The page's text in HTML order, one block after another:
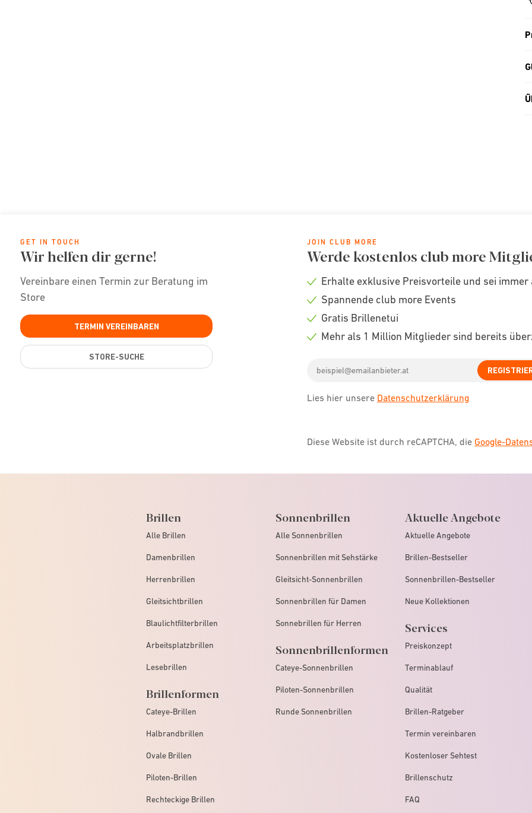
GET IN TOUCH
Wir helfen dir gerne!
Vereinbare einen Termin zur Beratung im
Store
TERMIN VEREINBAREN
STORE-SUCHE
JOIN CLUB MORE
Werde kostenlos club more
Check
Erhalte exklusive Preisvorteile und sei
Check
Spannende club more Events
Check
Gratis Brillenetui
Mehr als 1 Million Mitglieder sind bereits
address
Lies hier unsere Datenschutzerklärung
Diese Website ist durch reCAPTCHA, die Google-
Brillen
Alle Brillen
Damenbrillen
Herrenbrillen
Gleitsichtbrillen
Blaulichtfilterbrillen
Arbeitsplatzbrillen
Lesebrillen
Brillenformen
Cateye-Brillen
Halbrandbrillen
Ovale Brillen
Piloten-Brillen
Rechteckige Brillen
Sonnenbrillen
Alle Sonnenbrillen
Sonnenbrillen mit Sehstärke
Gleitsicht-Sonnenbrillen
Sonnenbrillen für Damen
Sonnebrillen für Herren
Sonnenbrillenformen
Cateye-Sonnenbrillen
Piloten-Sonnenbrillen
Runde Sonnenbrillen
Aktuelle Angebote
Aktuelle Angebote
Brillen-Bestseller
Sonnenbrillen-Bestseller
Neue Kollektionen
Services
Preiskonzept
Terminablauf
Qualität
Brillen-Ratgeber
Termin vereinbaren
Kostenloser Sehtest
Brillenschutz
FAQ